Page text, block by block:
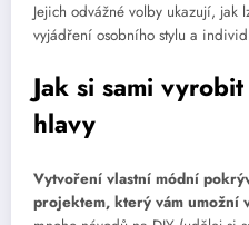
Jejich odvážné volby ukazují, jak
vyjádření osobního stylu a
Jak si sami
hlavy
Vytvoření vlastní módní
projektem, který vám umožní